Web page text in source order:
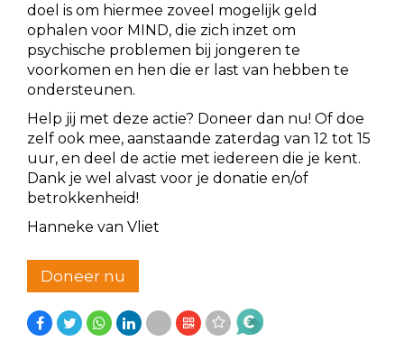
doel is om hiermee zoveel mogelijk geld
ophalen voor MIND, die zich inzet om
psychische problemen bij jongeren te
voorkomen en hen die er last van hebben te
ondersteunen.
Help jij met deze actie? Doneer dan nu! Of doe
zelf ook mee, aanstaande zaterdag van 12 tot 15
uur, en deel de actie met iedereen die je kent.
Dank je wel alvast voor je donatie en/of
betrokkenheid!
Hanneke van Vliet
Doneer nu